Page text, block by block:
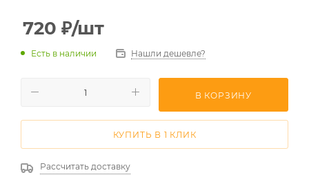
720 ₽/шт
Есть в наличии Нашли дешевле?
В КОРЗИНУ
КУПИТЬ В 1 КЛИК
Рассчитать доставку